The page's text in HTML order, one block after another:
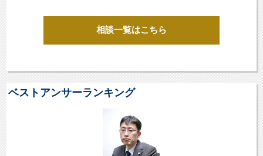
相談一覧はこちら
ベストアンサーランキング